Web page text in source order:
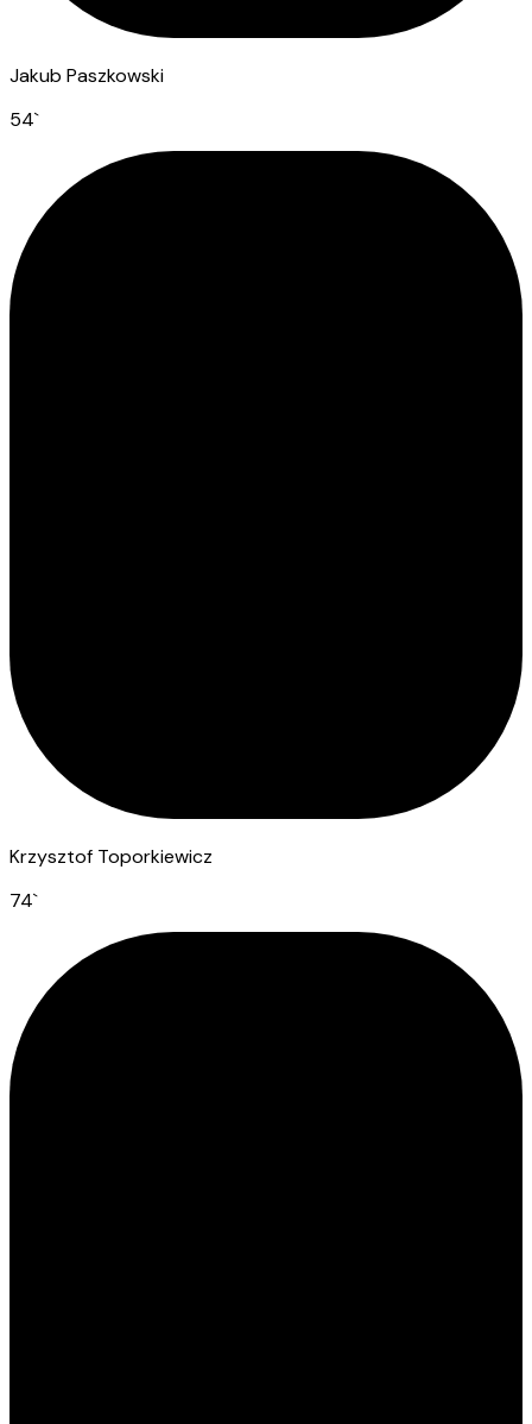
Jakub Paszkowski
54`
Krzysztof Toporkiewicz
74`